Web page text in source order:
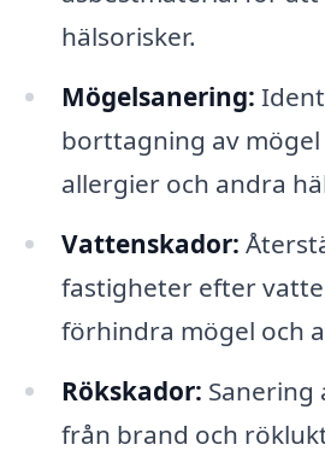
hälsorisker.
Mögelsanering:
borttagning av mögel
allergier och andra
Vattenskador:
fastigheter efter
förhindra mögel och
Rökskador: Sanering
från brand och